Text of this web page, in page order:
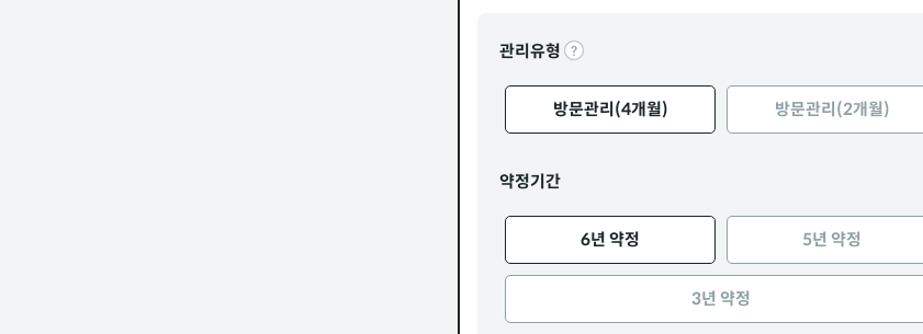
관리유형
방문관리(4개월) 방문관리(2개월)
약정기간
6년 약정 5년 약정
3년 약정